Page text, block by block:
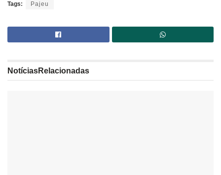
Tags: Pajeu
NotíciasRelacionadas